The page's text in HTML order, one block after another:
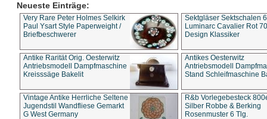
Neueste Einträge:
Very Rare Peter Holmes Selkirk
Paul Ysart Style Paperweight /
Briefbeschwerer
Sektgläser Sektschalen
Luminarc Cavalier Rot
Design Klassiker
Antike Rarität Orig. Oesterwitz
Antriebsmodell Dampfmaschine
Kreisssäge Bakelit
Antikes Oesterwitz
Antriebsmodell
Stand Schleifmaschine
Vintage Antike Herrliche Seltene
Jugendstil Wandfliese Gemarkt
G West Germany
R&b Vorlegebesteck
Silber Robbe & Berking
Rosenmuster 6 Tlg.